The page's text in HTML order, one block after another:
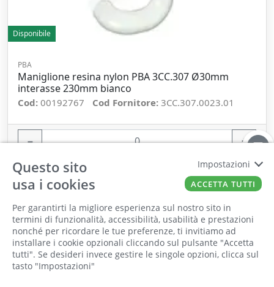
Il punto vendita, gli uffici e il magazzino
saranno chiusi per ferie dall'8 al 25 Agosto
2026 compresi.
Disponibile
PBA
Maniglione resina nylon PBA 3CC.307 Ø30mm
interasse 230mm bianco
Cod: 00192767 Cod Fornitore: 3CC.307.0023.01
− +
Questo sito
usa i cookies
Per garantirti la migliore esperienza sul nostro sito in
termini di funzionalità, accessibilità, usabilità e prestazioni
nonché per ricordare le tue preferenze, ti invitiamo ad
installare i cookie opzionali cliccando sul pulsante "Accetta
tutti". Se desideri invece gestire le singole opzioni, clicca sul
tasto "Impostazioni"
Impostazioni
ACCETTA TUTTI